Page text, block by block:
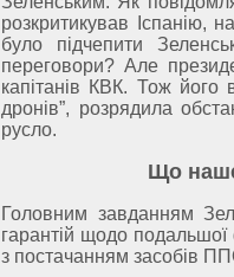
розкритикував Іспанію,
було підчепити
переговори? Але
капітанів КВК. Тож його
дронів”, розрядила
русло.
Що
Головним завданням
гарантій щодо подальшої
з постачанням засобів